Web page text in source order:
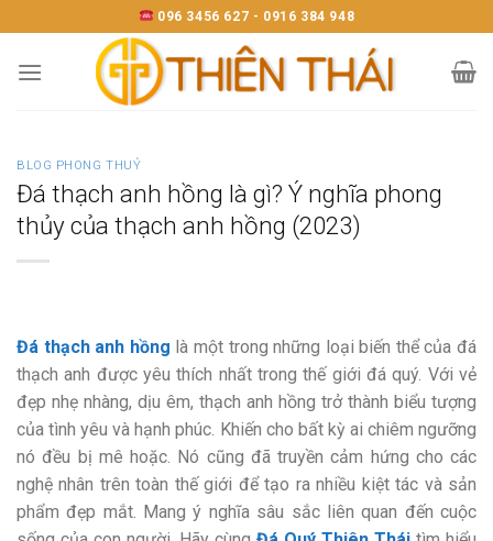
to
content
096 3456 627 - 0916 384 948
BLOG PHONG THUỶ
Đá thạch anh hồng là gì? Ý nghĩa phong
thủy của thạch anh hồng (2023)
Đá thạch anh hồng là một trong những loại biến thể của đá
thạch anh được yêu thích nhất trong thế giới đá quý. Với vẻ
đẹp nhẹ nhàng, dịu êm, thạch anh hồng trở thành biểu tượng
của tình yêu và hạnh phúc. Khiến cho bất kỳ ai chiêm ngưỡng
nó đều bị mê hoặc. Nó cũng đã truyền cảm hứng cho các
nghệ nhân trên toàn thế giới để tạo ra nhiều kiệt tác và sản
phẩm đẹp mắt. Mang ý nghĩa sâu sắc liên quan đến cuộc